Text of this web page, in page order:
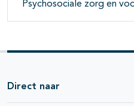
Psychosociale zorg en
Direct naar